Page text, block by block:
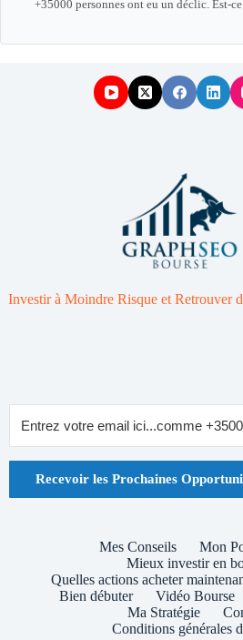
+35000 personnes ont eu un déclic. Est-
Investir à Moindre Risque et Retrouver
Recevoir les Prochaines
Mes Conseils
Mon
Mieux investir en
Quelles actions acheter
Bien débuter
Vidéo Bourse
Ma Stratégie
Conditions générales